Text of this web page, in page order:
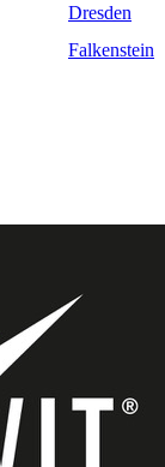
Dresden
Falkenstein